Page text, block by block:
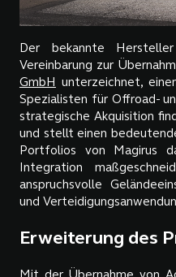
Der bekannte
Vereinbarung zur
GmbH unterzeichnet,
Spezialisten für Offroad-
strategische Akquisition
und stellt einen
Portfolios von Magirus
Integration
anspruchsvolle
und
Erweiterung des